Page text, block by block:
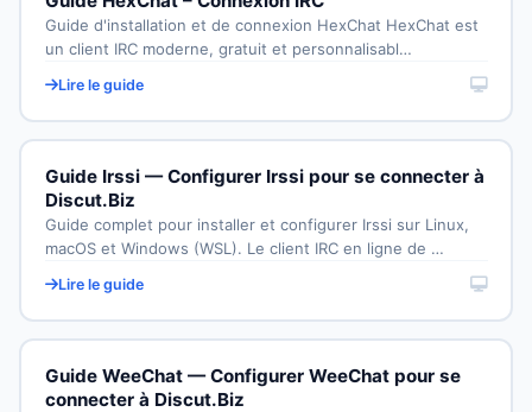
Guide d'installation et de connexion HexChat HexChat est
un client IRC moderne, gratuit et personnalisabl…
Lire le guide
Guide Irssi — Configurer Irssi pour se connecter à
Discut.Biz
Guide complet pour installer et configurer Irssi sur Linux,
macOS et Windows (WSL). Le client IRC en ligne de …
Lire le guide
Guide WeeChat — Configurer WeeChat pour se
connecter à Discut.Biz